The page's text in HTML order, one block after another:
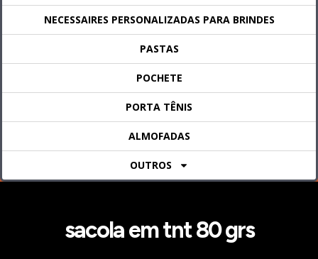
NECESSAIRES PERSONALIZADAS PARA BRINDES
PASTAS
POCHETE
PORTA TÊNIS
ALMOFADAS
OUTROS
sacola em tnt 80 grs